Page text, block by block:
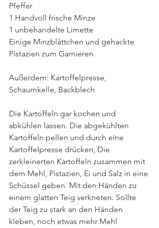
Pfeffer
1 Handvoll frische Minze
1 unbehandelte Limette
Einige Minzblättchen und gehackte
Pistazien zum Garnieren
Außerdem: Kartoffelpresse,
Schaumkelle, Backblech
Die Kartoffeln gar kochen und
abkühlen lassen. Die abgekühlten
Kartoffeln pellen und durch eine
Kartoffelpresse drücken, Die
zerkleinerten Kartoffeln zusammen mit
dem Mehl, Pistazien, Ei und Salz in eine
Schüssel geben. Mit den Händen zu
einem glatten Teig verkneten. Sollte
der Teig zu stark an den Händen
kleben, noch etwas mehr Mehl